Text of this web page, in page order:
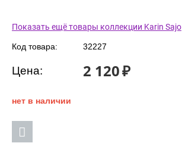
Показать ещё товары коллекции Karin Sajo
Код товара: 32227
Цена: 2 120₽
нет в наличии